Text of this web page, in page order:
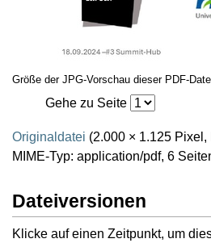
Größe der JPG-Vorschau dieser PDF-
Gehe zu Seite
Originaldatei (2.000 × 1.125
MIME-Typ: application/pdf, 6
Dateiversionen
Klicke auf einen Zeitpunkt, um